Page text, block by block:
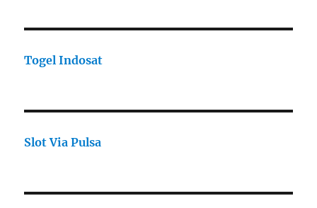
Togel Indosat
Slot Via Pulsa